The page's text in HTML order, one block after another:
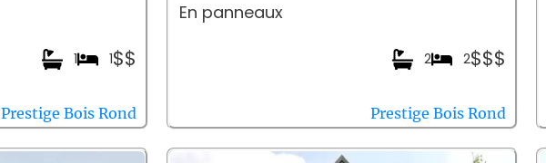
$$
1
1
Prestige Bois Rond
En panneaux
$$$
2
2
Prestige Bois Rond